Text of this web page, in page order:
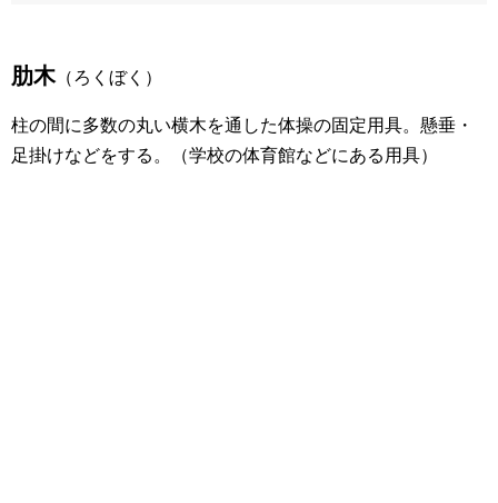
肋木（ろくぼく）
柱の間に多数の丸い横木を通した体操の固定用具。懸垂・
足掛けなどをする。（学校の体育館などにある用具）